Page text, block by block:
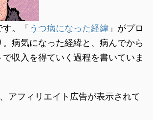
。「 うつ病になった経緯 」がプロ
。病気になった経緯と、病んでから
収入を得ていく過程を書いていま
アフィリエイト広告が表示されて